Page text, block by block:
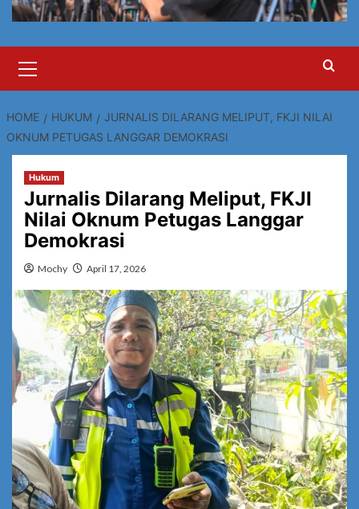
Menu
HOME HUKUM
JURNALIS DILARANG MELIPUT, FKJI NILAI
OKNUM PETUGAS LANGGAR DEMOKRASI
Hukum
Jurnalis Dilarang Meliput, FKJI
Nilai Oknum Petugas Langgar
Demokrasi
Mochy April 17, 2026